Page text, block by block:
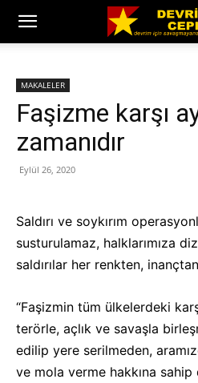
MAKALELER
Faşizme karşı
zamanıdır
Eylül 26, 2020
Saldırı ve soykırım
susturulamaz, halklarımıza
saldırılar her renkten,
“Faşizmin tüm ülkelerdeki
terörle, açlık ve savaşla
edilip yere serilmeden,
ve mola verme hakkına